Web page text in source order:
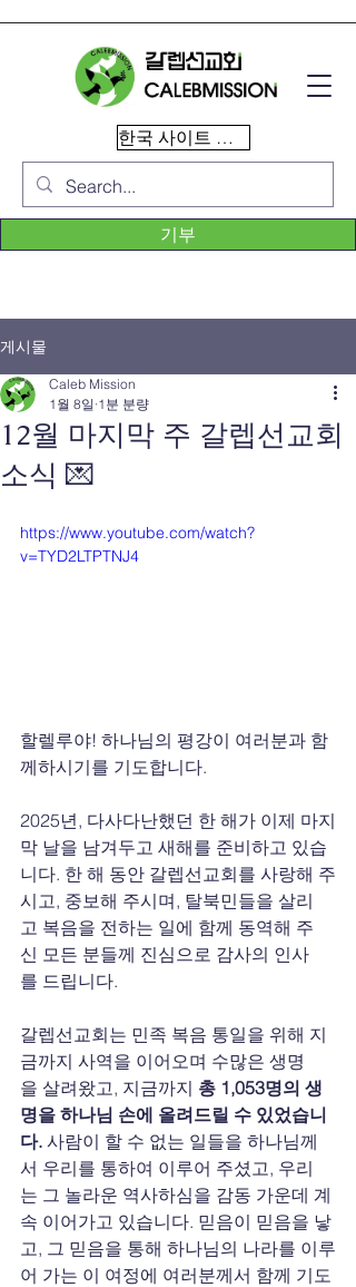
한국 사이트 이동
기부
게시물
12월 마지막 주 갈렙선교회
소식 💌
Caleb Mission
1월 8일 1분 분량
https://www.youtube.com/watch?
v=TYD2LTPTNJ4
할렐루야! 하나님의 평강이 여러분과 함
께하시기를 기도합니다.
2025년, 다사다난했던 한 해가 이제 마지
막 날을 남겨두고 새해를 준비하고 있습
니다. 한 해 동안 갈렙선교회를 사랑해 주
시고, 중보해 주시며, 탈북민들을 살리
고 복음을 전하는 일에 함께 동역해 주
신 모든 분들께 진심으로 감사의 인사
를 드립니다.
갈렙선교회는 민족 복음 통일을 위해 지
금까지 사역을 이어오며 수많은 생명
을 살려왔고, 지금까지 총 1,053명의 생
명을 하나님 손에 올려드릴 수 있었습니
다. 사람이 할 수 없는 일들을 하나님께
서 우리를 통하여 이루어 주셨고, 우리
는 그 놀라운 역사하심을 감동 가운데 계
속 이어가고 있습니다. 믿음이 믿음을 낳
고, 그 믿음을 통해 하나님의 나라를 이루
어 가는 이 여정에 여러분께서 함께 기도